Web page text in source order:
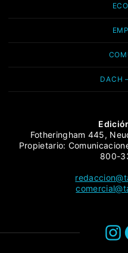
DACH
Fotheringham 445,
Propietario:
800-